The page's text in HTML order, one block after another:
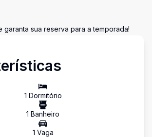
garanta sua reserva para a temporada!
1 Dormitório
1 Banheiro
1 Vaga